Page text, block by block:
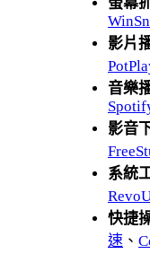
影片
音樂
影音
系統
快捷
速 、